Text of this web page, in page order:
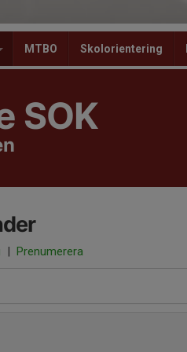
MTBO Skolorientering
SOK
| Prenumerera